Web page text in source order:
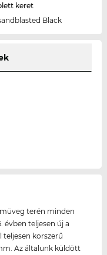
keret
Black
terén minden
évben teljesen új a
teljesen korszerű
Az általunk küldött